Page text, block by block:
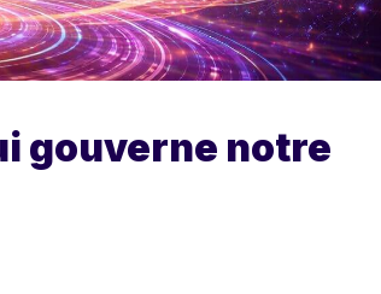
gouverne notre